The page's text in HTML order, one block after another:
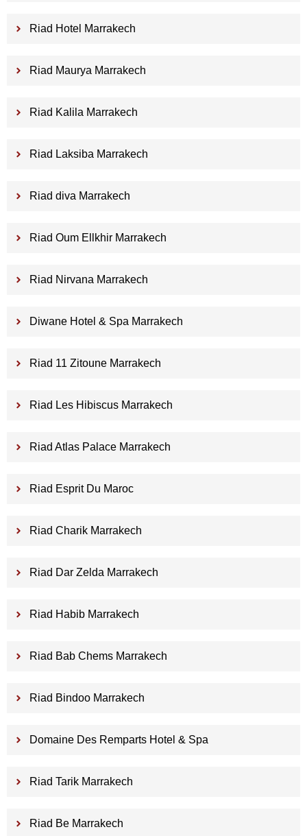
Riad Hotel Marrakech
Riad Maurya Marrakech
Riad Kalila Marrakech
Riad Laksiba Marrakech
Riad diva Marrakech
Riad Oum Ellkhir Marrakech
Riad Nirvana Marrakech
Diwane Hotel & Spa Marrakech
Riad 11 Zitoune Marrakech
Riad Les Hibiscus Marrakech
Riad Atlas Palace Marrakech
Riad Esprit Du Maroc
Riad Charik Marrakech
Riad Dar Zelda Marrakech
Riad Habib Marrakech
Riad Bab Chems Marrakech
Riad Bindoo Marrakech
Domaine Des Remparts Hotel & Spa
Riad Tarik Marrakech
Riad Be Marrakech